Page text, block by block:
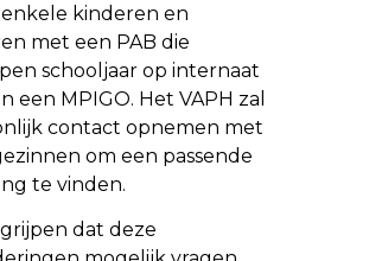
enkele kinderen en
met een PAB die
schooljaar op internaat
een MPIGO. Het VAPH zal
contact opnemen met
om een passende
te vinden.
dat deze